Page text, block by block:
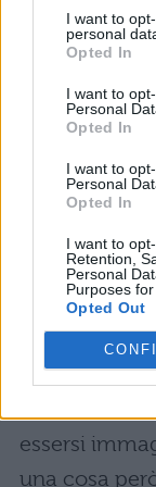
I want to
personal
Opted In
I want to
Personal
Opted In
I want to
Personal
Opted In
I want to
Retention,
Personal
Purposes
Opted Out
Intanto il
difendersi,
momento
fuori dalla
al viso
magicamente
gli sferra
prima di
rigurgitando
accorge di
Yasuho non
essersi
una cosa